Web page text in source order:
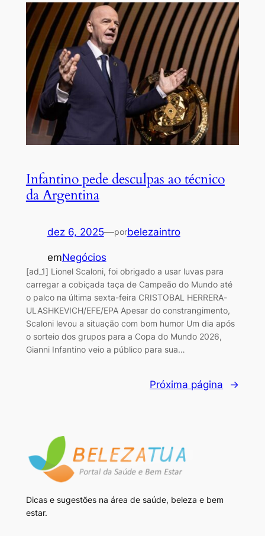
Infantino pede desculpas ao técnico
da Argentina
dez 6, 2025—porbelezaintro
emNegócios
[ad_1] Lionel Scaloni, foi obrigado a usar luvas para
carregar a cobiçada taça de Campeão do Mundo até
o palco na última sexta-feira CRISTOBAL HERRERA-
ULASHKEVICH/EFE/EPA Apesar do constrangimento,
Scaloni levou a situação com bom humor Um dia após
o sorteio dos grupos para a Copa do Mundo 2026,
Gianni Infantino veio a público para sua…
Próxima página →
Dicas e sugestões na área de saúde, beleza e bem
estar.